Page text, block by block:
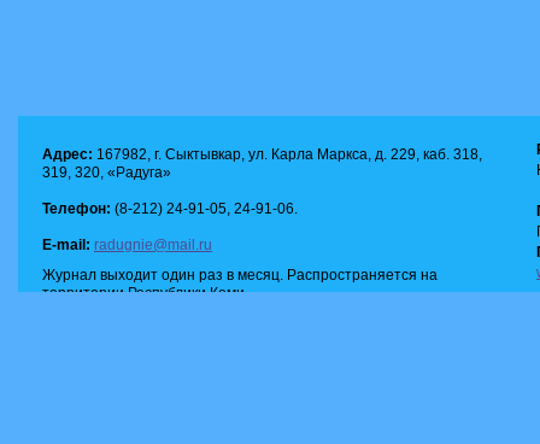
Адрес: 167982, г. Сыктывкар, ул. Карла Маркса, д. 229, каб. 318,
319, 320, «Радуга»
Телефон: (8-212) 24-91-05, 24-91-06.
E-mail: radugnie@mail.ru
Журнал выходит один раз в месяц. Распространяется на
территории Республики Коми.